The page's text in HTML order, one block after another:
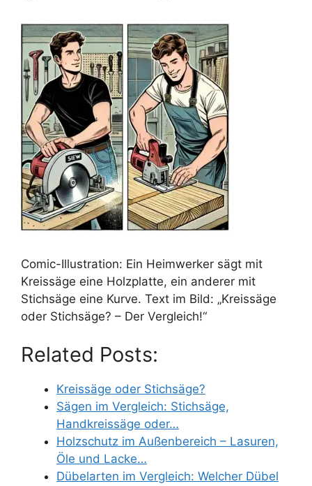
Comic-Illustration: Ein Heimwerker sägt mit
Kreissäge eine Holzplatte, ein anderer mit
Stichsäge eine Kurve. Text im Bild: „Kreissäge
oder Stichsäge? – Der Vergleich!“
Related Posts:
Kreissäge oder Stichsäge?
Sägen im Vergleich: Stichsäge,
Handkreissäge oder…
Holzschutz im Außenbereich – Lasuren,
Öle und Lacke…
Dübelarten im Vergleich: Welcher Dübel